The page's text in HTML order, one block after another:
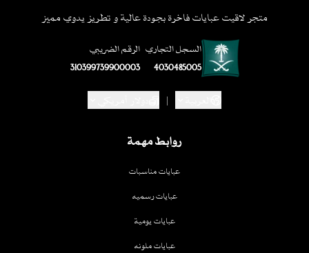
روابط مهمة
عبايات مناسبات
عبايات رسميه
عبايات يومية
عبايات ملونه
متجر لاقيت عبايات فاخرة بجودة عالية و تطريز يدوي مميز
السجل التجاري
4030485005
الرقم الضريبي
310399739900003
|